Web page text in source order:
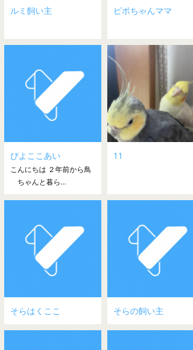
ルミ飼い主 ピポちゃんママ
ぴよここあい
こんにちは ２年前から鳥
ちゃんと暮ら...
11
そらはくここ そらの飼い主